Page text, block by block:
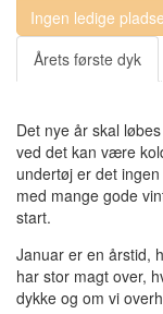
Ingen ledige
Årets første dyk
Det nye år skal
ved det kan være
undertøj er det
med mange gode
start.
Januar er en årstid,
har stor magt over,
dykke og om vi